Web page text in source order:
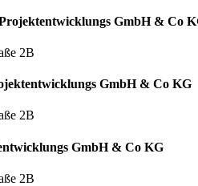
GmbH & Co
2B
GmbH & Co KG
2B
GmbH & Co KG
2B